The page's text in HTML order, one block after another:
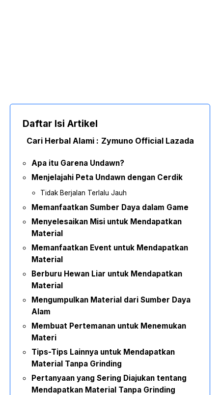
Daftar Isi Artikel
Cari Herbal Alami : Zymuno Official Lazada
Apa itu Garena Undawn?
Menjelajahi Peta Undawn dengan Cerdik
Tidak Berjalan Terlalu Jauh
Memanfaatkan Sumber Daya dalam Game
Menyelesaikan Misi untuk Mendapatkan
Material
Memanfaatkan Event untuk Mendapatkan
Material
Berburu Hewan Liar untuk Mendapatkan
Material
Mengumpulkan Material dari Sumber Daya
Alam
Membuat Pertemanan untuk Menemukan
Materi
Tips-Tips Lainnya untuk Mendapatkan
Material Tanpa Grinding
Pertanyaan yang Sering Diajukan tentang
Mendapatkan Material Tanpa Grinding